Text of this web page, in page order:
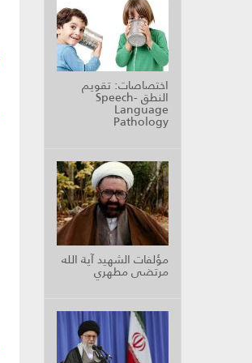
اختصاصات: تقويم
النطق Speech-
Language
Pathology
مؤلفات الشهيد آية الله
مرتضى مطهري